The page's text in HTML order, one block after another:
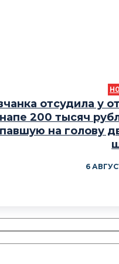
отсудила у
200 тысяч
на голову
6